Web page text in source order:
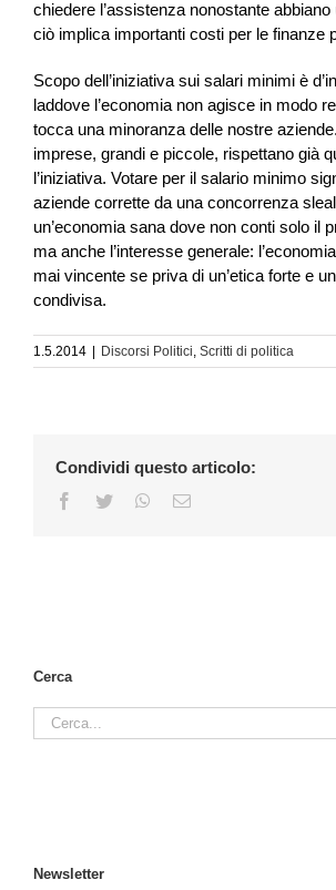
chiedere l’assistenza nonostante
ciò implica importanti costi per le finanze
Scopo dell’iniziativa sui salari minimi è
laddove l’economia non agisce in modo
tocca una minoranza delle nostre
imprese, grandi e piccole, rispettano già
l’iniziativa. Votare per il salario minimo
aziende corrette da una concorrenza
un’economia sana dove non conti solo il
ma anche l’interesse generale:
mai vincente se priva di un’etica forte e
condivisa.
1.5.2014 Discorsi Politici, Scritti di politica
Condividi questo articolo:
Facebook
Twitter WhatsApp
Email
Cerca
Cerca
per:
Newsletter